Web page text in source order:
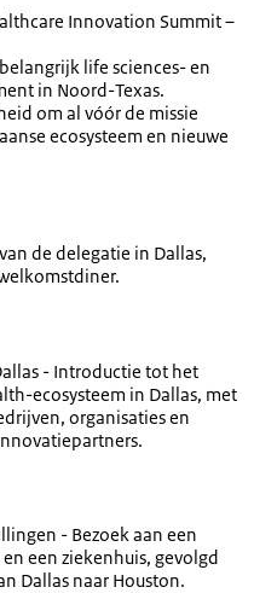
Innovation Summit –
life sciences- en
in Noord-Texas.
om al vóór de missie
ecosysteem en nieuwe
de delegatie in Dallas,
- Introductie tot het
ecosysteem in Dallas, met
organisaties en
- Bezoek aan een
een ziekenhuis, gevolgd
Dallas naar Houston.